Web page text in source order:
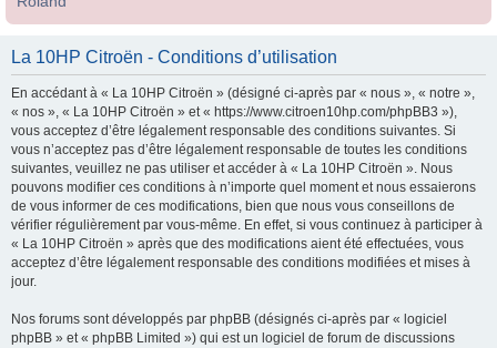
La 10HP Citroën - Conditions d’utilisation
En accédant à « La 10HP Citroën » (désigné ci-après par « nous », « notre »,
« nos », « La 10HP Citroën » et « https://www.citroen10hp.com/phpBB3 »),
vous acceptez d’être légalement responsable des conditions suivantes. Si
vous n’acceptez pas d’être légalement responsable de toutes les conditions
suivantes, veuillez ne pas utiliser et accéder à « La 10HP Citroën ». Nous
pouvons modifier ces conditions à n’importe quel moment et nous essaierons
de vous informer de ces modifications, bien que nous vous conseillons de
vérifier régulièrement par vous-même. En effet, si vous continuez à participer à
« La 10HP Citroën » après que des modifications aient été effectuées, vous
acceptez d’être légalement responsable des conditions modifiées et mises à
jour.
Nos forums sont développés par phpBB (désignés ci-après par « logiciel
phpBB » et « phpBB Limited ») qui est un logiciel de forum de discussions